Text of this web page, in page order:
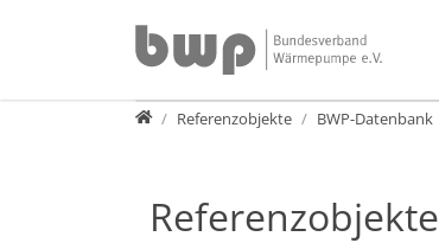
PresseReferenzobjekte BWP-Datenbank
Referenzobjekte